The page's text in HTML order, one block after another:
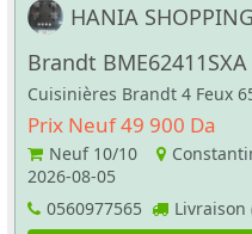
HANIA SHOPPING
Brandt
Cuisinières Brandt 4 Feux
Prix Neuf 49 900 Da
Neuf 10/10
2026-08-05
0560977565
Livraison